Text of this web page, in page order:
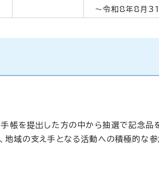
～令和8年8月31
帳を提出した方の中から抽選で記念品
地域の支え手となる活動への積極的な